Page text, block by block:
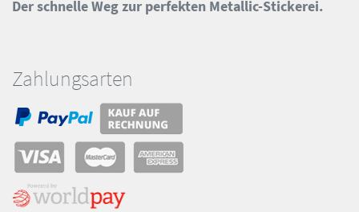
Zahlungsarten
Der schnelle Weg zur perfekten Metallic-Stickerei.